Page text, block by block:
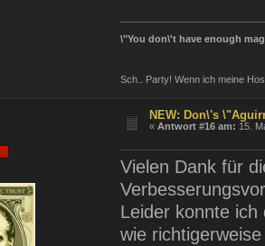
\"You don\'t have enough
Sch.. Party! Wenn ich meine
NEW: Don\'s
«Antwort #16 am: 15.
Vielen Dank für
Leider konnte
wie